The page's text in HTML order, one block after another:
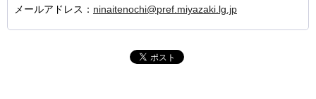
メールアドレス： ninaitenochi@pref.miyazaki.lg.jp